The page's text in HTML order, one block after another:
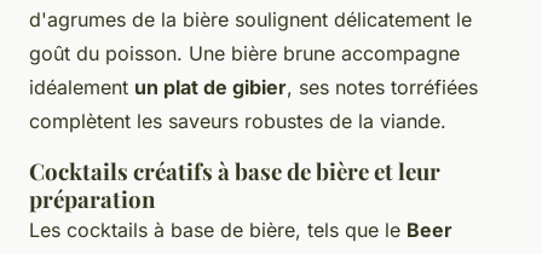
d'agrumes de la bière soulignent délicatement le
goût du poisson. Une bière brune accompagne
idéalement un plat de gibier, ses notes torréfiées
complètent les saveurs robustes de la viande.
Cocktails créatifs à base de bière et leur
préparation
Les cocktails à base de bière, tels que le Beer